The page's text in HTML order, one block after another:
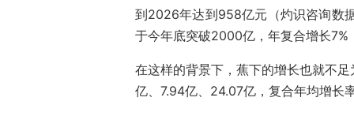
到2026年达到958亿元（灼识咨询数
于今年底突破2000亿，年复合增长7%
在这样的背景下，蕉下的增长也就不
亿、7.94亿、24.07亿，复合年均增长